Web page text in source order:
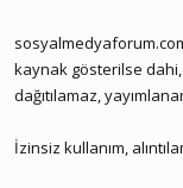
kaynak gösterilse
dağıtılamaz,
İzinsiz kullanım,